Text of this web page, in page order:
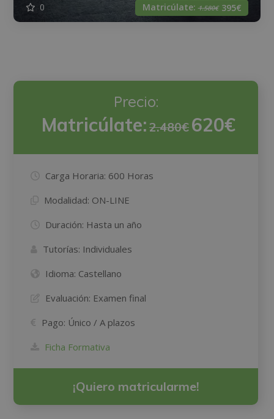
0 Matricúlate:1.580€ 395€
Precio:
Matricúlate:2.480€ 620€
Carga Horaria: 600 Horas
Modalidad: ON-LINE
Duración: Hasta un año
Tutorías: Individuales
Idioma: Castellano
Evaluación: Examen final
Pago: Único / A plazos
Ficha Formativa
¡Quiero matricularme!